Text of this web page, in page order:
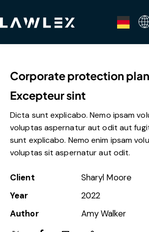
Corporate protection
Excepteur sint
Dicta sunt explicabo. Nemo ipsam
voluptas aspernatur aut odit aut
sunt explicabo. Nemo enim ipsam
voluptas sit aspernatur aut odit.
Client
Sharyl Moore
Year
2022
Author
Amy Walker